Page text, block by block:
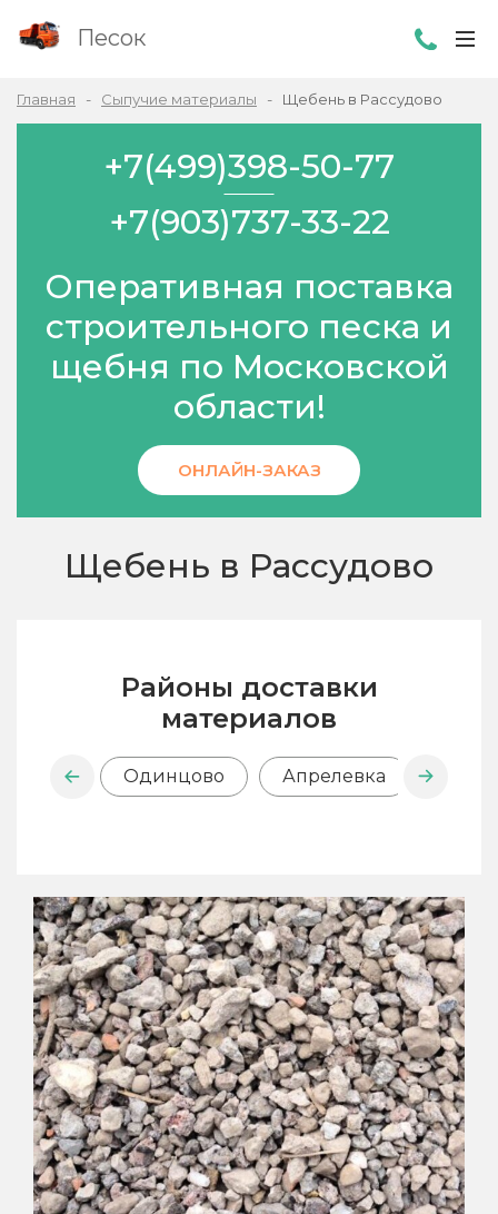
Песок
Главная Сыпучие материалы Щебень в Рассудово
+7(499)398-50-77
+7(903)737-33-22
Оперативная поставка
строительного песка и
щебня по Московской
области!
ОНЛАЙН-ЗАКАЗ
Щебень в Рассудово
Районы доставки
материалов
Одинцово Апрелевка